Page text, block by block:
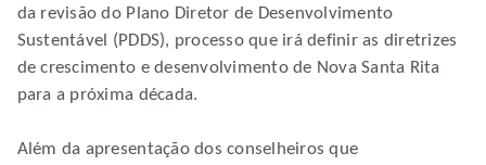
da revisão do Plano Diretor de Desenvolvimento
Sustentável (PDDS), processo que irá definir as diretrizes
de crescimento e desenvolvimento de Nova Santa Rita
para a próxima década.
Além da apresentação dos conselheiros que